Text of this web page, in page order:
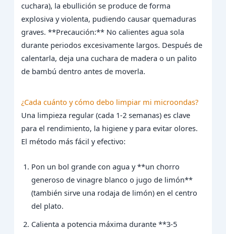
cuchara), la ebullición se produce de forma
explosiva y violenta, pudiendo causar quemaduras
graves. **Precaución:** No calientes agua sola
durante periodos excesivamente largos. Después de
calentarla, deja una cuchara de madera o un palito
de bambú dentro antes de moverla.
¿Cada cuánto y cómo debo limpiar mi microondas?
Una limpieza regular (cada 1-2 semanas) es clave
para el rendimiento, la higiene y para evitar olores.
El método más fácil y efectivo:
Pon un bol grande con agua y **un chorro
generoso de vinagre blanco o jugo de limón**
(también sirve una rodaja de limón) en el centro
del plato.
Calienta a potencia máxima durante **3-5